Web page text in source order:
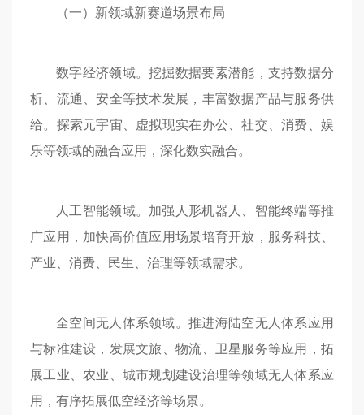
（一）新领域新赛道场景布局
数字经济领域。挖掘数据要素潜能，支持数据分
析、流通、安全等技术发展，丰富数据产品与服务供
给。探索元宇宙、虚拟现实在办公、社交、消费、娱
乐等领域的融合应用，深化数实融合。
人工智能领域。加强人形机器人、智能终端等推
广应用，加快高价值应用场景培育开放，服务科技、
产业、消费、民生、治理等领域需求。
全空间无人体系领域。推进海陆空无人体系应用
与标准建设，发展文旅、物流、卫星服务等应用，拓
展工业、农业、城市规划建设治理等领域无人体系应
用，有序拓展低空经济等场景。